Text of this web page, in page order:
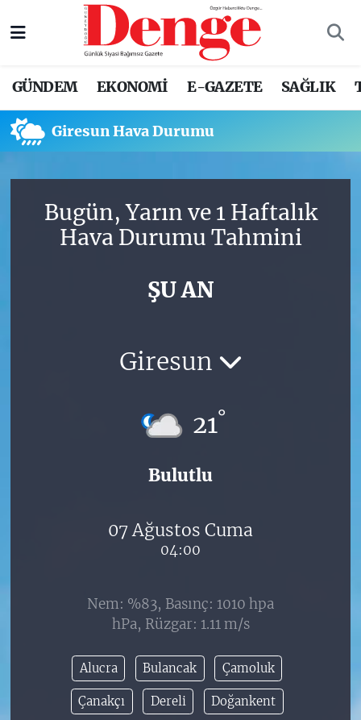
GÜNDEM EKONOMİ E-GAZETE SAĞLIK
Giresun Hava Durumu
Bugün, Yarın ve 1 Haftalık
Hava Durumu Tahmini
ŞU AN
Giresun
21°
Bulutlu
07 Ağustos Cuma
04:00
Nem: %83, Basınç: 1010 hpa
hPa, Rüzgar: 1.11 m/s
Alucra Bulancak Çamoluk
Çanakçı Dereli Doğankent
Nöbetçi Eczaneler
Trafik Durumu
Süper Lig Puan Durumu ve Fikstür
Tüm Manşetler